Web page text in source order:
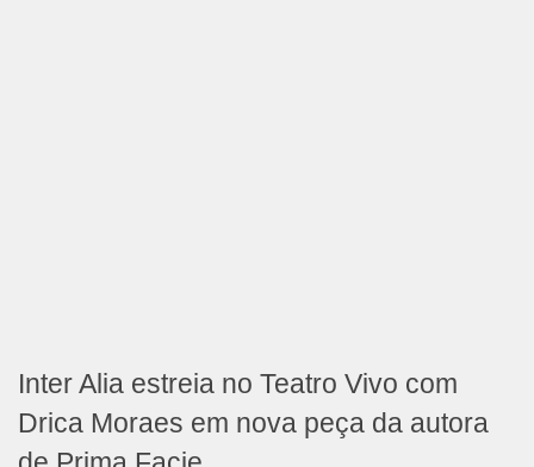
Inter Alia estreia no Teatro Vivo com
Drica Moraes em nova peça da autora